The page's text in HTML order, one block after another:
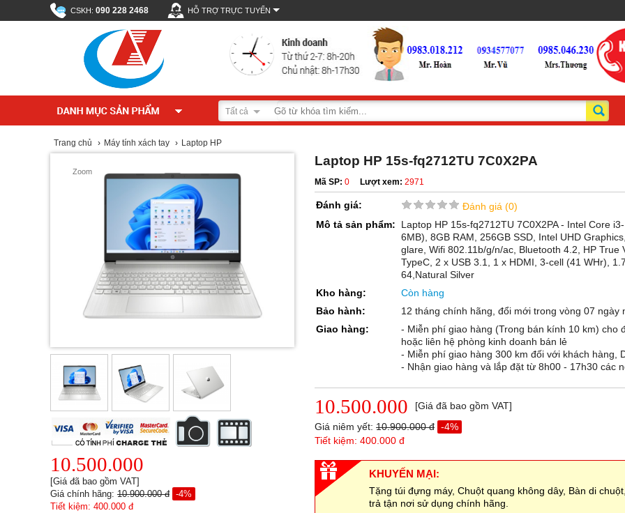
CSKH: 090 228 2468 HỖ TRỢ TRỰC TUYẾN
Tất cả
Trang chủ › Máy tính xách tay › Laptop HP
Zoom
10.500.000
[Giá đã bao gồm VAT]
Giá chính hãng: 10.900.000 đ -4%
Tiết kiệm: 400.000 đ
Laptop HP 15s-fq2712TU 7C0X2PA
Mã SP: 0 Lượt xem: 2971
Đánh giá:
Đánh giá (0)
Mô tả sản phẩm:
Laptop HP 15s-fq2712TU 7C0X2PA - Intel Core
6MB), 8GB RAM, 256GB SSD, Intel UHD
glare, Wifi 802.11b/g/n/ac, Bluetooth 4.2, HP True
TypeC, 2 x USB 3.1, 1 x HDMI, 3-cell (41 WHr),
64,Natural Silver
Kho hàng:
Còn hàng
Bảo hành:
12 tháng chính hãng, đổi mới trong vòng 07 ngày
Giao hàng:
- Miễn phí giao hàng (Trong bán kính 10 km) cho
hoặc liên hệ phòng kinh doanh bán lẻ
- Miễn phí giao hàng 300 km đối với khách hàng,
- Nhận giao hàng và lắp đặt từ 8h00 - 17h30 các
10.500.000
[Giá đã bao gồm VAT]
Giá niêm yết: 10.900.000 đ -4%
Tiết kiệm: 400.000 đ
KHUYẾN MẠI:
Tặng túi đựng máy, Chuột quang không dây, Bàn di
trả tận nơi sử dụng chính hãng.